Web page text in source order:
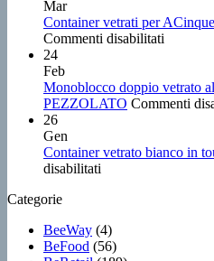
Mar
Container vetrati per
Commenti disabilitati
per
Oggiono
24
Feb
Monoblocco doppio vetrato
PEZZOLATO Commenti
26
Gen
Container vetrato bianco in
disabilitati
in
tour
Categorie
BeeWay (4)
BeFood (56)